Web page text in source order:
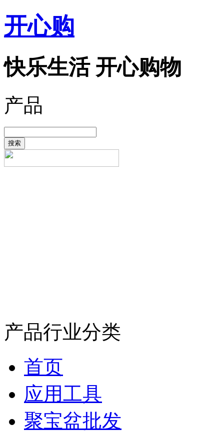
开心购
快乐生活 开心购物
产品
搜索
产品行业分类
首页
应用工具
聚宝盆批发